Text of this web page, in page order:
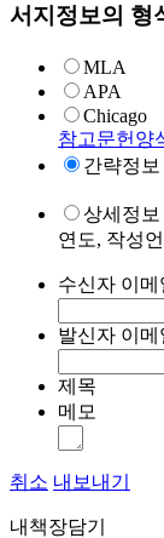
서지정보의 형
MLA
APA
Chicago
참고문헌양
간략정
상세정보
연도, 작성
수신자 이메
발신자 이메
제목
메모
취소 내보내기
내책장담기